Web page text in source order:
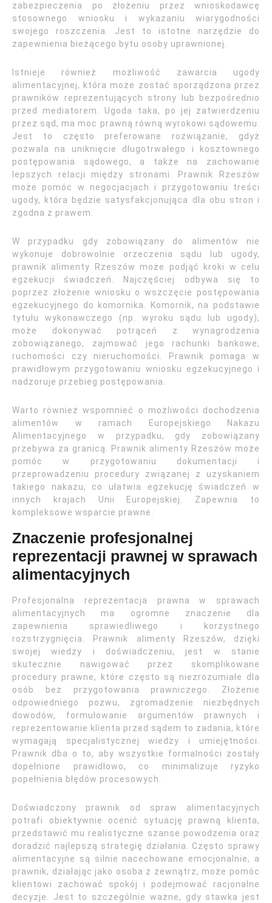
zabezpieczenia po złożeniu przez wnioskodawcę
stosownego wniosku i wykazaniu wiarygodności
swojego roszczenia. Jest to istotne narzędzie do
zapewnienia bieżącego bytu osoby uprawnionej.
Istnieje również możliwość zawarcia ugody
alimentacyjnej, która może zostać sporządzona przez
prawników reprezentujących strony lub bezpośrednio
przed mediatorem. Ugoda taka, po jej zatwierdzeniu
przez sąd, ma moc prawną równą wyrokowi sądowemu.
Jest to często preferowane rozwiązanie, gdyż
pozwala na uniknięcie długotrwałego i kosztownego
postępowania sądowego, a także na zachowanie
lepszych relacji między stronami. Prawnik Rzeszów
może pomóc w negocjacjach i przygotowaniu treści
ugody, która będzie satysfakcjonująca dla obu stron i
zgodna z prawem.
W przypadku gdy zobowiązany do alimentów nie
wykonuje dobrowolnie orzeczenia sądu lub ugody,
prawnik alimenty Rzeszów może podjąć kroki w celu
egzekucji świadczeń. Najczęściej odbywa się to
poprzez złożenie wniosku o wszczęcie postępowania
egzekucyjnego do komornika. Komornik, na podstawie
tytułu wykonawczego (np. wyroku sądu lub ugody),
może dokonywać potrąceń z wynagrodzenia
zobowiązanego, zajmować jego rachunki bankowe,
ruchomości czy nieruchomości. Prawnik pomaga w
prawidłowym przygotowaniu wniosku egzekucyjnego i
nadzoruje przebieg postępowania.
Warto również wspomnieć o możliwości dochodzenia
alimentów w ramach Europejskiego Nakazu
Alimentacyjnego w przypadku, gdy zobowiązany
przebywa za granicą. Prawnik alimenty Rzeszów może
pomóc w przygotowaniu dokumentacji i
przeprowadzeniu procedury związanej z uzyskaniem
takiego nakazu, co ułatwia egzekucję świadczeń w
innych krajach Unii Europejskiej. Zapewnia to
kompleksowe wsparcie prawne.
Znaczenie profesjonalnej
reprezentacji prawnej w sprawach
alimentacyjnych
Profesjonalna reprezentacja prawna w sprawach
alimentacyjnych ma ogromne znaczenie dla
zapewnienia sprawiedliwego i korzystnego
rozstrzygnięcia. Prawnik alimenty Rzeszów, dzięki
swojej wiedzy i doświadczeniu, jest w stanie
skutecznie nawigować przez skomplikowane
procedury prawne, które często są niezrozumiałe dla
osób bez przygotowania prawniczego. Złożenie
odpowiedniego pozwu, zgromadzenie niezbędnych
dowodów, formułowanie argumentów prawnych i
reprezentowanie klienta przed sądem to zadania, które
wymagają specjalistycznej wiedzy i umiejętności.
Prawnik dba o to, aby wszystkie formalności zostały
dopełnione prawidłowo, co minimalizuje ryzyko
popełnienia błędów procesowych.
Doświadczony prawnik od spraw alimentacyjnych
potrafi obiektywnie ocenić sytuację prawną klienta,
przedstawić mu realistyczne szanse powodzenia oraz
doradzić najlepszą strategię działania. Często sprawy
alimentacyjne są silnie nacechowane emocjonalnie, a
prawnik, działając jako osoba z zewnątrz, może pomóc
klientowi zachować spokój i podejmować racjonalne
decyzje. Jest to szczególnie ważne, gdy stawka jest